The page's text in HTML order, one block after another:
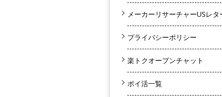
メーカーリサーチャーUSレタ
プライバシーポリシー
楽トクオープンチャット
ポイ活一覧